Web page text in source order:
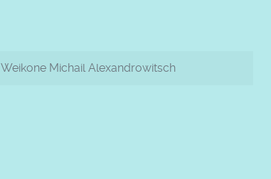
Weikone Michail Alexandrowitsch